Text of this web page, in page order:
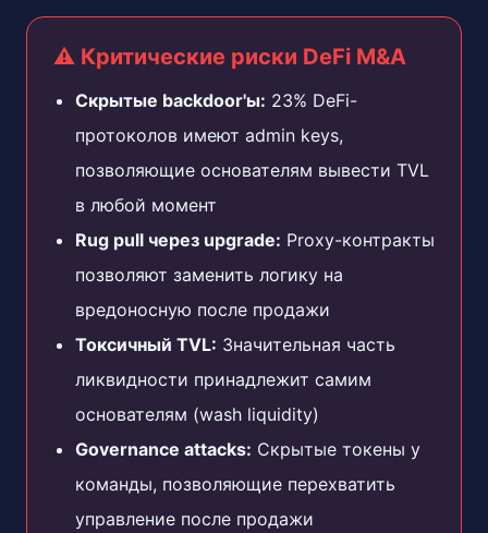
⚠️ Критические риски DeFi M&A
Скрытые backdoor'ы: 23% DeFi-
протоколов имеют admin keys,
позволяющие основателям вывести TVL
в любой момент
Rug pull через upgrade: Proxy-контракты
позволяют заменить логику на
вредоносную после продажи
Токсичный TVL: Значительная часть
ликвидности принадлежит самим
основателям (wash liquidity)
Governance attacks: Скрытые токены у
команды, позволяющие перехватить
управление после продажи